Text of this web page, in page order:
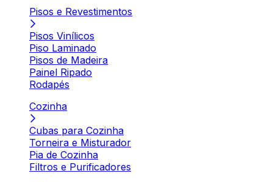
Pisos e Revestimentos
Pisos Vinílicos
Piso Laminado
Pisos de Madeira
Painel Ripado
Rodapés
Cozinha
Cubas para Cozinha
Torneira e Misturador
Pia de Cozinha
Filtros e Purificadores